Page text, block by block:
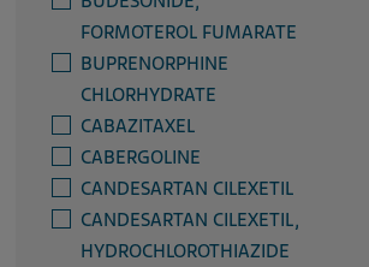
FORMOTEROL FUMARATE
BUPRENORPHINE
CHLORHYDRATE
CABAZITAXEL
CABERGOLINE
CANDESARTAN CILEXETIL
CANDESARTAN CILEXETIL,
HYDROCHLOROTHIAZIDE